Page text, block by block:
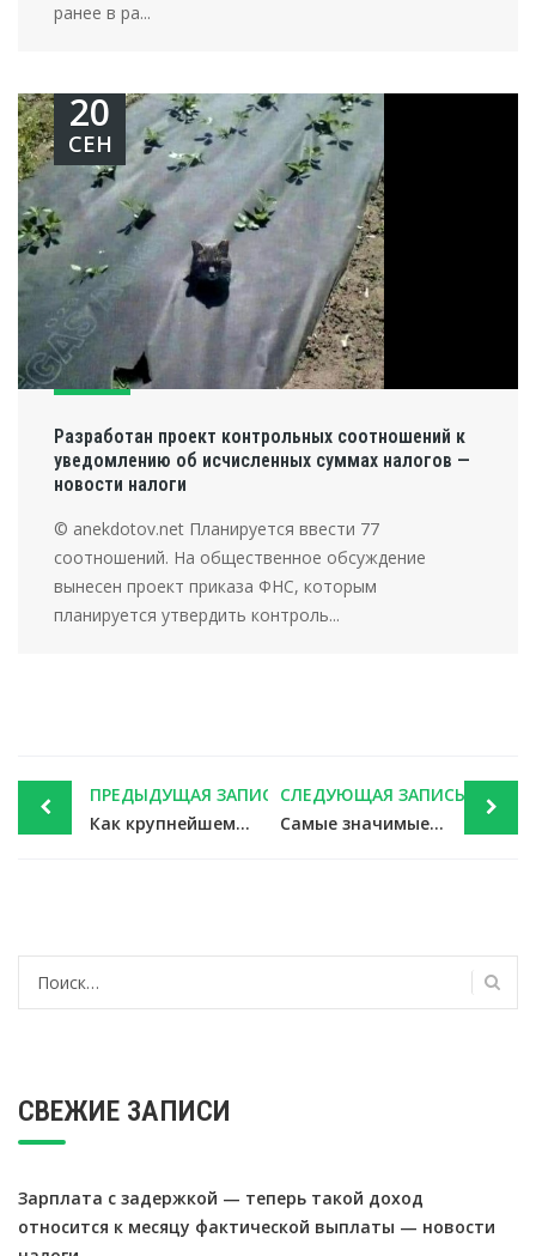
ранее в ра...
Разработан проект контрольных соотношений к
уведомлению об исчисленных суммах налогов —
новости налоги
20
СЕН
© anekdotov.net Планируется ввести 77
соотношений. На общественное обсуждение
вынесен проект приказа ФНС, которым
планируется утвердить контроль...
Post
navigation
ПРЕДЫДУЩАЯ ЗАПИСЬ
Как крупнейшему налогоплательщику отчитаться по неотделимым улучшениям — новости налоги
СЛЕДУЮЩАЯ ЗАПИСЬ
Самые значимые новости недели 10-14 июня 2019 года — новости налоги
СВЕЖИЕ ЗАПИСИ
Зарплата с задержкой — теперь такой доход
относится к месяцу фактической выплаты — новости